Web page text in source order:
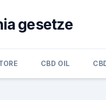
gesetze
CBD OIL